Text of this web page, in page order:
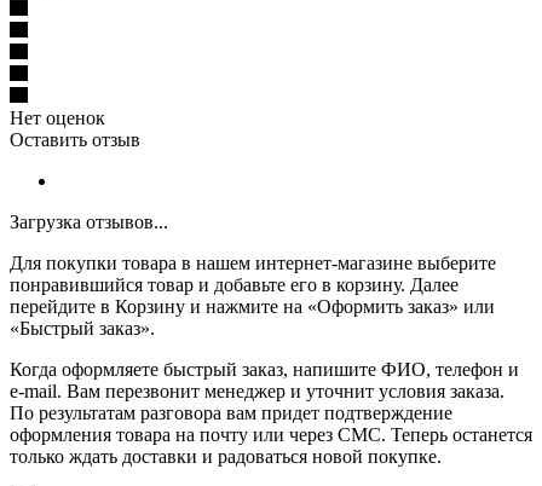
Нет оценок
Оставить отзыв
Загрузка отзывов...
Для покупки товара в нашем интернет-магазине выберите
понравившийся товар и добавьте его в корзину. Далее
перейдите в Корзину и нажмите на «Оформить заказ» или
«Быстрый заказ».
Когда оформляете быстрый заказ, напишите ФИО, телефон и
e-mail. Вам перезвонит менеджер и уточнит условия заказа.
По результатам разговора вам придет подтверждение
оформления товара на почту или через СМС. Теперь останется
только ждать доставки и радоваться новой покупке.